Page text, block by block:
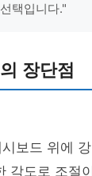
택입니다."
장단점
보드 위에
각도로 조절